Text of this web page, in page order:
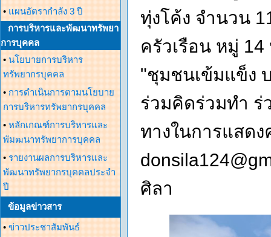
• แผนอัตรากำลัง 3 ปี
การบริหารและพัฒนาทรัพยา
การบุคคล
• นโยบายการบริหาร
ทรัพยากรบุคคล
• การดำเนินการตามนโยบาย
การบริหารทรัพยากรบุคคล
• หลักเกณฑ์การบริหารและ
พัมฒนาทรัพยาการบุคคล
• รายงานผลการบริหารและ
พัฒนาทรัพยากรบุคคลประจำ
ปี
ข้อมูลข่าวสาร
• ข่าวประชาสัมพันธ์
ทุ่งโค้ง จำนวน
ครัวเรือน หมู่
"ชุมชนเข้มแข็ง
ร่วมคิดร่วมทำ
ทางในการแสด
ศิลา